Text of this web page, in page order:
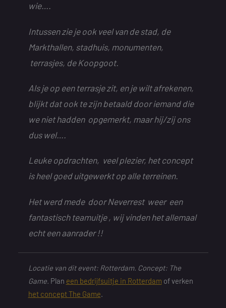
wie….
Intussen zie je ook veel van de stad, de
Markthallen, stadhuis, monumenten,
terrasjes, de Koopgoot.
Als je op een terrasje zit, en je wilt afrekenen,
blijkt dat ook te zijn betaald door iemand die
we niet hadden opgemerkt, maar hij/zij ons
dus wel….
Leuke opdrachten, veel plezier, het concept
is heel goed uitgewerkt op alle terreinen.
Het werd mede door Neverrest weer een
fantastisch teamuitje , wij vinden het allemaal
echt een aanrader !!
Locatie van dit event: Rotterdam. Concept: The
Game. Plan een bedrijfsuitje in Rotterdam of verken
het concept The Game.